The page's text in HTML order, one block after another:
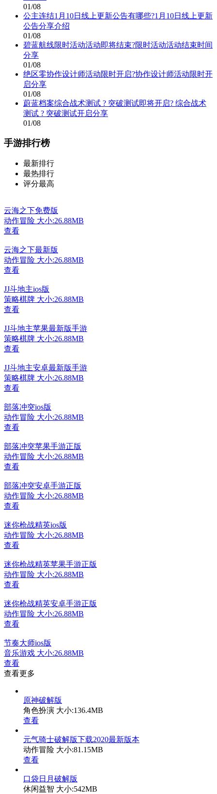
01/08
公主连结1月10日线上更新公告有哪些?1月10日线上更新
公告分享介绍
01/08
碧蓝航线限时活动活动即将结束?限时活动活动结束时间
分享
01/08
绝区零协作设计师活动限时开启?协作设计师活动限时开
启分享
01/08
蔚蓝档案综合战术测试 ? 突破测试即将开启? 综合战术
测试 ? 突破测试开启分享
01/08
手游排行榜
最新排行
最热排行
评分最高
云海之下免费版
动作冒险 大小:26.88MB
查看
云海之下最新版
动作冒险 大小:26.88MB
查看
JJ斗地主ios版
策略棋牌 大小:26.88MB
查看
JJ斗地主苹果最新版手游
策略棋牌 大小:26.88MB
查看
JJ斗地主安卓最新版手游
策略棋牌 大小:26.88MB
查看
部落冲突ios版
动作冒险 大小:26.88MB
查看
部落冲突苹果手游正版
动作冒险 大小:26.88MB
查看
部落冲突安卓手游正版
动作冒险 大小:26.88MB
查看
迷你枪战精英ios版
动作冒险 大小:26.88MB
查看
迷你枪战精英苹果手游正版
动作冒险 大小:26.88MB
查看
迷你枪战精英安卓手游正版
动作冒险 大小:26.88MB
查看
节奏大师ios版
音乐游戏 大小:26.88MB
查看
查看更多
原神破解版
角色扮演 大小:136.4MB
查看
元气骑士破解版下载2020最新版本
动作冒险 大小:81.15MB
查看
口袋日月破解版
休闲益智 大小:542MB